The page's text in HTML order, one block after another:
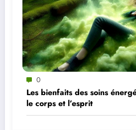
0
Les bienfaits des soins
le corps et l’esprit